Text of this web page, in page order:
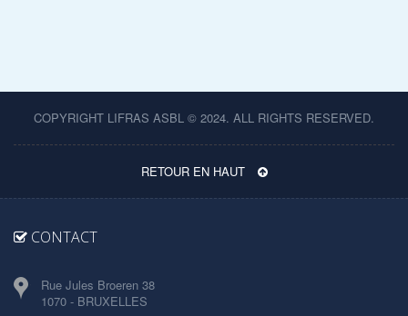
COPYRIGHT LIFRAS ASBL © 2024. ALL RIGHTS RESERVED.
RETOUR EN HAUT
CONTACT
Rue Jules Broeren 38
1070 - BRUXELLES